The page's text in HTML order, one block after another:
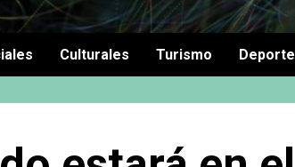
Culturales Turismo Deporte